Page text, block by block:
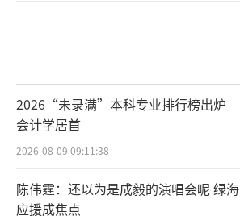
2026“未录满”本科专业排行榜出炉
会计学居首
2026-08-09 09:11:38
陈伟霆：还以为是成毅的演唱会呢 绿海
应援成焦点